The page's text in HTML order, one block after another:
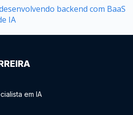
backend com BaaS
IA
em IA